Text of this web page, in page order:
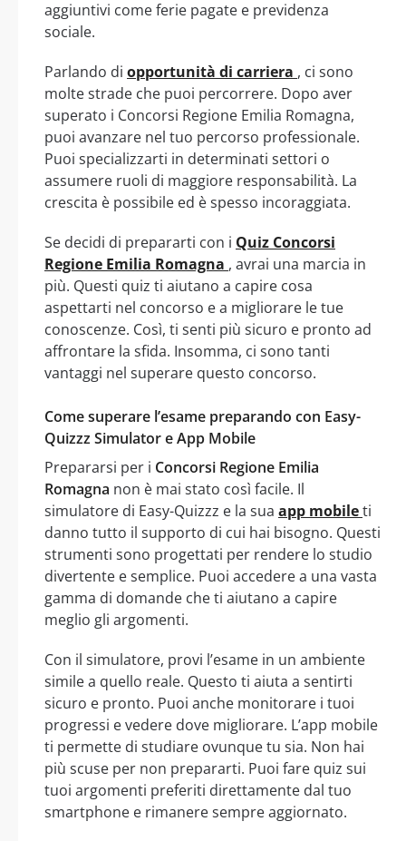
aggiuntivi come ferie pagate e previdenza
sociale.
Parlando di opportunità di carriera , ci sono
molte strade che puoi percorrere. Dopo aver
superato i Concorsi Regione Emilia Romagna,
puoi avanzare nel tuo percorso professionale.
Puoi specializzarti in determinati settori o
assumere ruoli di maggiore responsabilità. La
crescita è possibile ed è spesso incoraggiata.
Se decidi di prepararti con i Quiz Concorsi
Regione Emilia Romagna , avrai una marcia in
più. Questi quiz ti aiutano a capire cosa
aspettarti nel concorso e a migliorare le tue
conoscenze. Così, ti senti più sicuro e pronto ad
affrontare la sfida. Insomma, ci sono tanti
vantaggi nel superare questo concorso.
Come superare l’esame preparando con Easy-
Quizzz Simulator e App Mobile
Prepararsi per i Concorsi Regione Emilia
Romagna non è mai stato così facile. Il
simulatore di Easy-Quizzz e la sua app mobileti
danno tutto il supporto di cui hai bisogno. Questi
strumenti sono progettati per rendere lo studio
divertente e semplice. Puoi accedere a una vasta
gamma di domande che ti aiutano a capire
meglio gli argomenti.
Con il simulatore, provi l’esame in un ambiente
simile a quello reale. Questo ti aiuta a sentirti
sicuro e pronto. Puoi anche monitorare i tuoi
progressi e vedere dove migliorare. L’app mobile
ti permette di studiare ovunque tu sia. Non hai
più scuse per non prepararti. Puoi fare quiz sui
tuoi argomenti preferiti direttamente dal tuo
smartphone e rimanere sempre aggiornato.